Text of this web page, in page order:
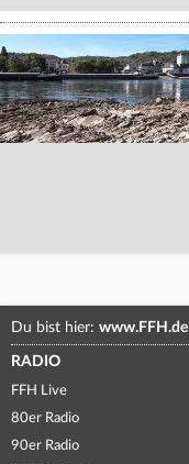
Du bist hier: www.FFH.de
RADIO
FFH Live
80er Radio
90er Radio